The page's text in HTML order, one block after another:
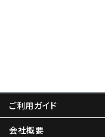
ご利用ガイド
会社概要